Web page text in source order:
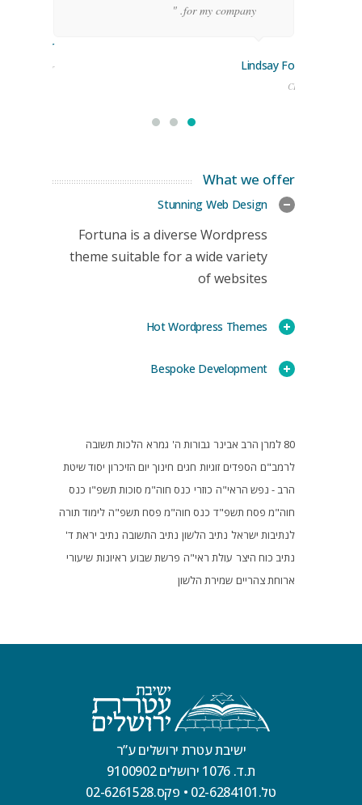
for my company. "
Lindsay Ford
CEO
Stoner
Manager
What we offer
Stunning Web Design
Fortuna is a diverse Wordpress
theme suitable for a wide variety
of websites
Hot Wordpress Themes
Bespoke Development
80 למרן הרב אבינר גבורות ה' גמרא הלכות תשובה
לרמב"ם הספדים זוגיות חגים חינוך יום הזיכרון יסוד שיטת
הרב - נפש הראי"ה כוזרי כנס חוה"מ סוכות תשפ"ו כנס
חוה"מ פסח תשפ"ד כנס חוה"מ פסח תשפ"ה לימוד תורה
לנתיבות ישראל נתיב הלשון נתיב התשובה נתיב יראת ד'
נתיב כוח היצר עולת ראי"ה פרשת שבוע ראיונות שיעורי
ארוחת צהריים שמירת הלשון
ישיבת עטרת ירושלים ע”ר
ת.ד. 1076 ירושלים 9100902
טל.02-6284101
• פקס.02-6261528